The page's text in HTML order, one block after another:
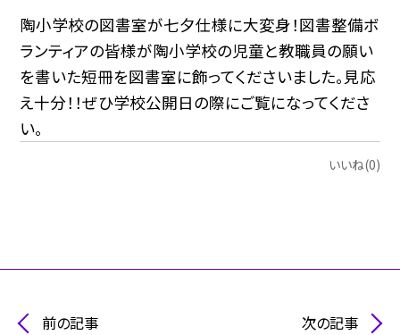
陶小学校の図書室が七夕仕様に大変身！図書整備ボ
ランティアの皆様が陶小学校の児童と教職員の願い
を書いた短冊を図書室に飾ってくださいました。見応
え十分！！ぜひ学校公開日の際にご覧になってくださ
い。
いいね(0)
前の記事 次の記事